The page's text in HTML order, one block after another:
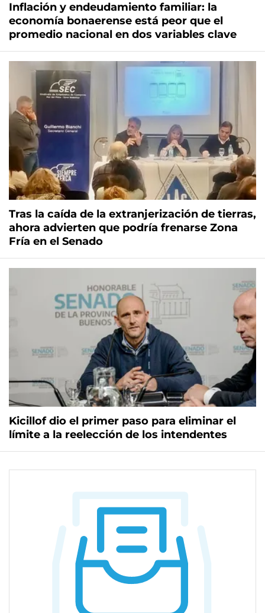
Inflación y endeudamiento familiar: la
economía bonaerense está peor que el
promedio nacional en dos variables clave
Tras la caída de la extranjerización de tierras,
ahora advierten que podría frenarse Zona
Fría en el Senado
Kicillof dio el primer paso para eliminar el
límite a la reelección de los intendentes